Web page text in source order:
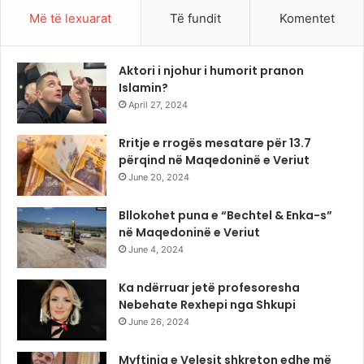
Më të lexuarat Të fundit Komentet
Aktori i njohur i humorit pranon
Islamin?
April 27, 2024
Rritje e rrogës mesatare për 13.7
përqind në Maqedoninë e Veriut
June 20, 2024
Bllokohet puna e “Bechtel & Enka-s”
në Maqedoninë e Veriut
June 4, 2024
Ka ndërruar jetë profesoresha
Nebehate Rexhepi nga Shkupi
June 26, 2024
Myftinia e Velesit shkreton edhe më